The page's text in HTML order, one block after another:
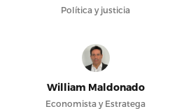
Política y justicia
William Maldonado
Economista y Estratega